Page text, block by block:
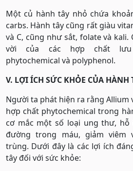
Một củ hành tây nhỏ chứa
carbs. Hành tây cũng rất giàu
và C, cũng như sắt, folate và
vời của các hợp chất lưu
phytochemical và polyphenol.
V. LỢI ÍCH SỨC KHỎE CỦA HÀNH
Người ta phát hiện ra rằng Allium
hợp chất phytochemical trong
cơ mắc một số loại ung thư,
đường trong máu, giảm viêm
trùng. Dưới đây là các lợi ích
tây đối với sức khỏe: